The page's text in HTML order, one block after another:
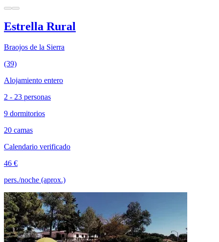
Estrella Rural
Braojos de la Sierra
(39)
Alojamiento entero
2 - 23 personas
9 dormitorios
20 camas
Calendario verificado
46 €
pers./noche (aprox.)